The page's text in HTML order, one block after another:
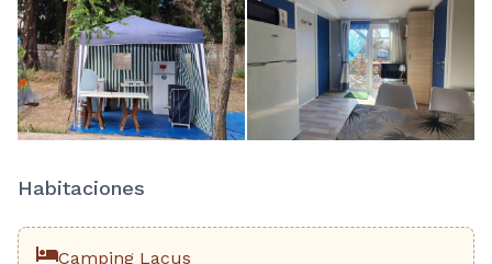
Habitaciones
Camping Lacus